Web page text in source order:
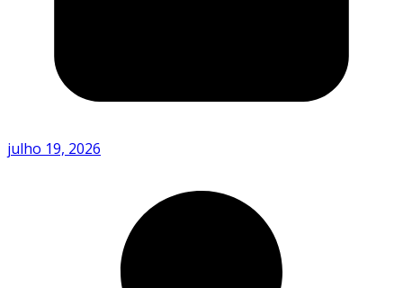
julho 19, 2026